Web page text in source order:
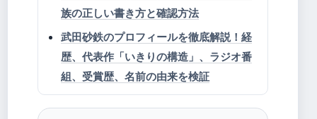
族の正しい書き方と確認方法
武田砂鉄のプロフィールを徹底解説！経
歴、代表作「いきりの構造」、ラジオ番
組、受賞歴、名前の由来を検証